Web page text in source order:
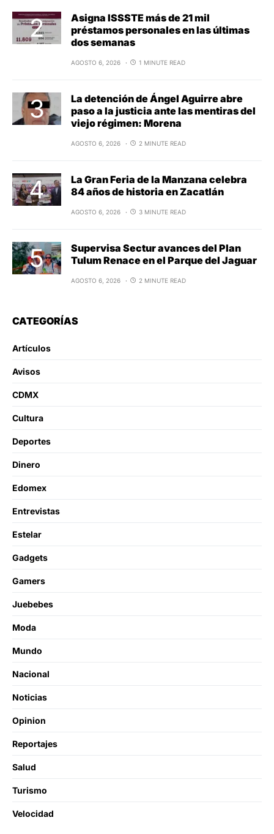
Asigna ISSSTE más de 21 mil
préstamos personales en las últimas
dos semanas
AGOSTO 6, 2026 1 MINUTE READ
La detención de Ángel Aguirre abre
paso a la justicia ante las mentiras del
viejo régimen: Morena
AGOSTO 6, 2026 2 MINUTE READ
La Gran Feria de la Manzana celebra
84 años de historia en Zacatlán
AGOSTO 6, 2026 3 MINUTE READ
Supervisa Sectur avances del Plan
Tulum Renace en el Parque del Jaguar
AGOSTO 6, 2026 2 MINUTE READ
CATEGORÍAS
Artículos
Avisos
CDMX
Cultura
Deportes
Dinero
Edomex
Entrevistas
Estelar
Gadgets
Gamers
Juebebes
Moda
Mundo
Nacional
Noticias
Opinion
Reportajes
Salud
Turismo
Velocidad